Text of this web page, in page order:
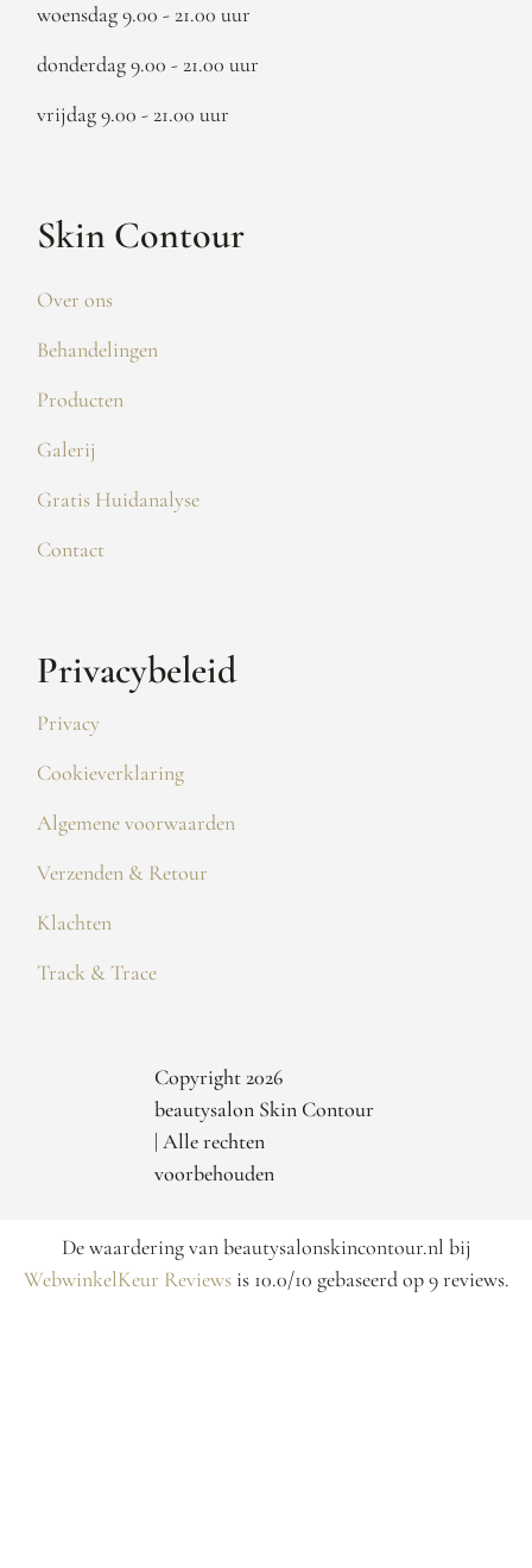
woensdag 9.00 - 21.00 uur
donderdag 9.00 - 21.00 uur
vrijdag 9.00 - 21.00 uur
Skin Contour
Over ons
Behandelingen
Producten
Galerij
Gratis Huidanalyse
Contact
Privacybeleid
Privacy
Cookieverklaring
Algemene voorwaarden
Verzenden & Retour
Klachten
Track & Trace
Copyright 2026
beautysalon Skin Contour
| Alle rechten
voorbehouden
De waardering van beautysalonskincontour.nl bij
WebwinkelKeur Reviewsis 10.0/10 gebaseerd op 9 reviews.